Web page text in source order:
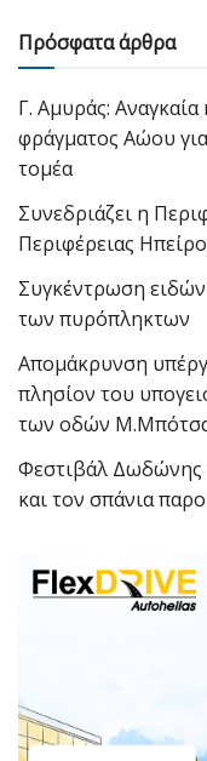
Πρόσφατα άρθρα
Γ. Αμυράς:
φράγματος Αώου
τομέα
Συνεδριάζει η
Περιφέρειας
Συγκέντρωση
των πυρόπληκτων
Απομάκρυνση
πλησίον του
των οδών
Φεστιβάλ Δωδώνης
και τον σπάνια